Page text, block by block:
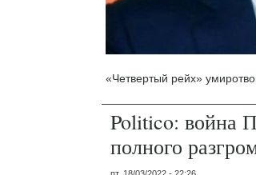
«Четвертый рейх»
Politico: война
полного